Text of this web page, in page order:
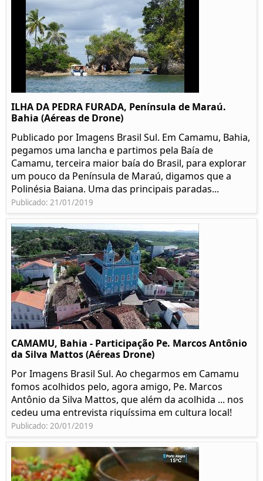
ILHA DA PEDRA FURADA, Península de Maraú.
Bahia (Aéreas de Drone)
Publicado por Imagens Brasil Sul. Em Camamu, Bahia,
pegamos uma lancha e partimos pela Baía de
Camamu, terceira maior baía do Brasil, para explorar
um pouco da Península de Maraú, digamos que a
Polinésia Baiana. Uma das principais paradas...
Publicado: 21/01/2019
CAMAMU, Bahia - Participação Pe. Marcos Antônio
da Silva Mattos (Aéreas Drone)
Por Imagens Brasil Sul. Ao chegarmos em Camamu
fomos acolhidos pelo, agora amigo, Pe. Marcos
Antônio da Silva Mattos, que além da acolhida ... nos
cedeu uma entrevista riquíssima em cultura local!
Publicado: 20/01/2019